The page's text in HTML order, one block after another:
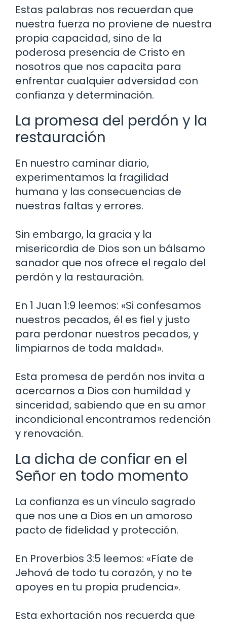
Estas palabras nos recuerdan que
nuestra fuerza no proviene de nuestra
propia capacidad, sino de la
poderosa presencia de Cristo en
nosotros que nos capacita para
enfrentar cualquier adversidad con
confianza y determinación.
La promesa del perdón y la
restauración
En nuestro caminar diario,
experimentamos la fragilidad
humana y las consecuencias de
nuestras faltas y errores.
Sin embargo, la gracia y la
misericordia de Dios son un bálsamo
sanador que nos ofrece el regalo del
perdón y la restauración.
En 1 Juan 1:9 leemos: «Si confesamos
nuestros pecados, él es fiel y justo
para perdonar nuestros pecados, y
limpiarnos de toda maldad».
Esta promesa de perdón nos invita a
acercarnos a Dios con humildad y
sinceridad, sabiendo que en su amor
incondicional encontramos redención
y renovación.
La dicha de confiar en el
Señor en todo momento
La confianza es un vínculo sagrado
que nos une a Dios en un amoroso
pacto de fidelidad y protección.
En Proverbios 3:5 leemos: «Fíate de
Jehová de todo tu corazón, y no te
apoyes en tu propia prudencia».
Esta exhortación nos recuerda que